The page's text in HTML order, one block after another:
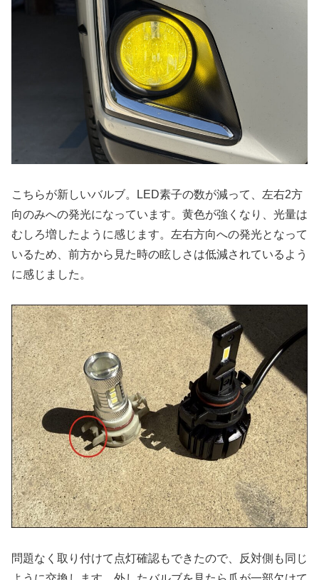
こちらが新しいバルブ。LED素子の数が減って、左右2方
向のみへの発光になっています。黄色が強くなり、光量は
むしろ増したように感じます。左右方向への発光となって
いるため、前方から見た時の眩しさは低減されているよう
に感じました。
問題なく取り付けて点灯確認もできたので、反対側も同じ